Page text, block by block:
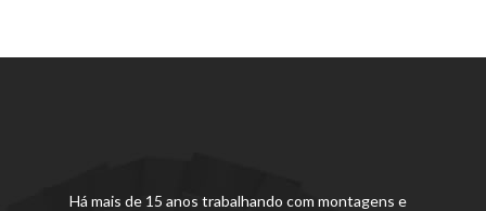
Há mais de 15 anos trabalhando com montagens e